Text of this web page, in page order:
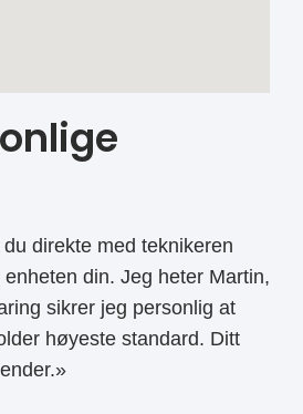
direkte med teknikeren
din. Jeg heter Martin,
sikrer jeg personlig at
høyeste standard. Ditt